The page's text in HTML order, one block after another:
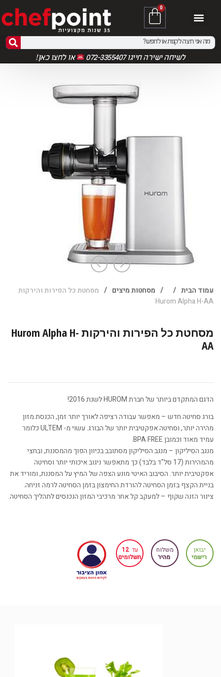
0
לשיחה ישירה חייגו 072-3355407 אולחצו כאן!
עמוד הבית /
/ מסחטות מיצים / מסחטת ‏כל הפירות והירקות
Hurom Alpha H-AA
מסחטת ‏כל הפירות והירקות Hurom Alpha H-
AA
הדגם המתקדם ביותר של חברת HUROM לשנת 2016!
בורג סחיטה חדש – מאפשר עבודה רציפה לאורך יותר זמן, הכנסת מזון
מהירה יותר, וסחיטה אפקטיבית יותר של הבורג. עשוי מ- ULTEM כלומר
עמיד מאוד וכמובן BPA FREE.
מנגב הסיליקון – מנגב הסיליקון מסתובב בכיוון הפוך מהמסננת, ובחצי
מהמהירות (17 סל"ד בלבד) כך מתאפשר ניגוב איכותי יותר וסחיטה
אפקטיבית יותר. הסיבוב האיטי מונע הצפה של המיץ על המסננת, ומוריד את
בניית הקצף בזמן הסחיטה להורדת החימצון בזמן הסחיטה לרמה זניחה.
צינור הזנה שקוף – למעקב קל אחר מרכיבי המזון הנכנסים לתהליך הסחיטה.
יבואן
רישמי
משלוח
מהיר
עד 12
תשלומים